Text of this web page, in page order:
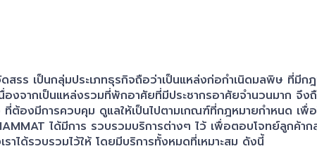
สรร เป็นกลุ่มประเภทธุรกิจถือว่าเป็นแหล่งก่อกำเนิดมลพิษ ที่มีก
องจากเป็นแหล่งรวมที่พักอาศัยที่มีประชากรอาศัยจำนวนมาก จึง
ต้องมีการควบคุม ดูแลให้เป็นไปตามเกณฑ์ที่กฎหมายกำหนด เพื่
ได้มีการ รวบรวมบริการต่างๆ ไว้ เพื่อตอบโจทย์ลูกค้าก
ราได้รวบรวมไว้ให้ โดยมีบริการทั้งหมดที่เหมาะสม ดังนี้